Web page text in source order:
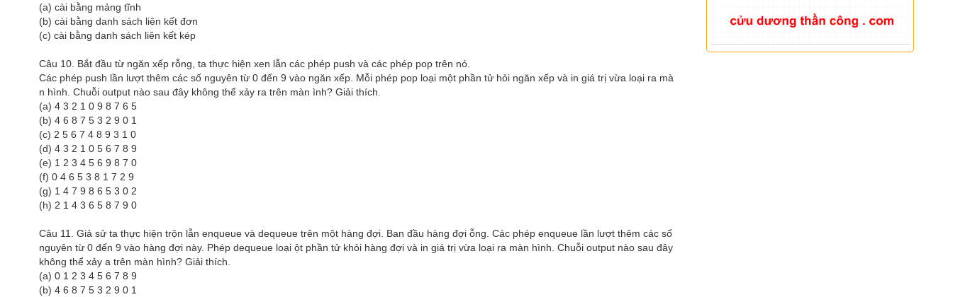
(a) cài bằng mảng tĩnh
(b) cài bằng danh sách liên kết đơn
(c) cài bằng danh sách liên kết kép
Câu 10. Bắt đầu từ ngăn xếp rỗng, ta thực hiện xen lẫn các phép push và các phép pop trên nó.
Các phép push lần lượt thêm các số nguyên từ 0 đến 9 vào ngăn xếp. Mỗi phép pop loại một phần tử hỏi ngăn xếp và in giá trị vừa loại ra mà
n hình. Chuỗi output nào sau đây không thể xảy ra trên màn ình? Giải thích.
(a) 4 3 2 1 0 9 8 7 6 5
(b) 4 6 8 7 5 3 2 9 0 1
(c) 2 5 6 7 4 8 9 3 1 0
(d) 4 3 2 1 0 5 6 7 8 9
(e) 1 2 3 4 5 6 9 8 7 0
(f) 0 4 6 5 3 8 1 7 2 9
(g) 1 4 7 9 8 6 5 3 0 2
(h) 2 1 4 3 6 5 8 7 9 0
Câu 11. Giả sử ta thực hiện trộn lẫn enqueue và dequeue trên một hàng đợi. Ban đầu hàng đợi ỗng. Các phép enqueue lần lượt thêm các số
nguyên từ 0 đến 9 vào hàng đợi này. Phép dequeue loại ột phần tử khỏi hàng đợi và in giá trị vừa loại ra màn hình. Chuỗi output nào sau đây
không thể xảy a trên màn hình? Giải thích.
(a) 0 1 2 3 4 5 6 7 8 9
(b) 4 6 8 7 5 3 2 9 0 1